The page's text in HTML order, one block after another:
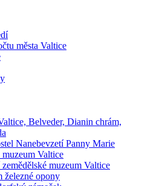
města Valtice
Belveder, Dianin chrám,
Nanebevzetí Panny Marie
muzeum Valtice
muzeum Valtice
železné opony